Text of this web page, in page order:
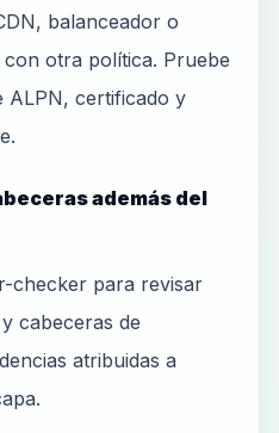
balanceador o
otra política. Pruebe
ALPN, certificado y
además del
checker para revisar
cabeceras de
atribuidas a